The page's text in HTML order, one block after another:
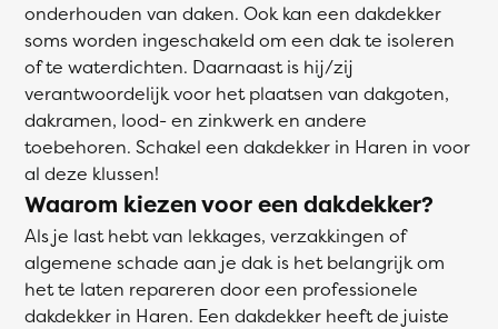
onderhouden van daken. Ook kan een dakdekker
soms worden ingeschakeld om een dak te isoleren
of te waterdichten. Daarnaast is hij/zij
verantwoordelijk voor het plaatsen van dakgoten,
dakramen, lood- en zinkwerk en andere
toebehoren. Schakel een dakdekker in Haren in voor
al deze klussen!
Waarom kiezen voor een dakdekker?
Als je last hebt van lekkages, verzakkingen of
algemene schade aan je dak is het belangrijk om
het te laten repareren door een professionele
dakdekker in Haren. Een dakdekker heeft de juiste